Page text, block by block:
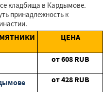
кладбища в Кардымове.
принадлежность к
ЦЕНА
от608 RUB
от428 RUB